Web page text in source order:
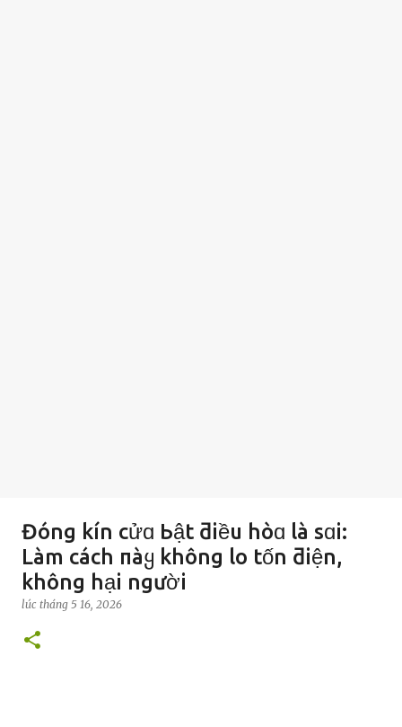
Đóng kín cửɑ Ьật ƌiều hòɑ là sɑi:
Làm cách пàყ không lo tốn ƌiện,
không hại người
lúc tháng 5 16, 2026